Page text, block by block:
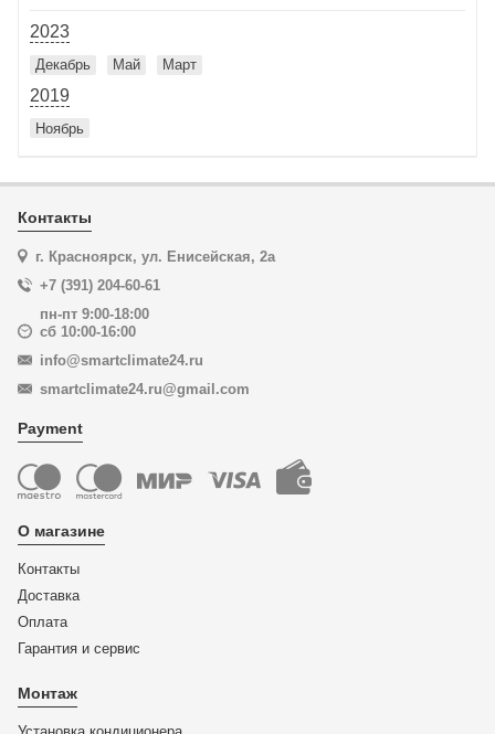
2023
Декабрь Май Март
2019
Ноябрь
Контакты
г. Красноярск, ул. Енисейская, 2а
+7 (391) 204-60-61
пн-пт 9:00-18:00
сб 10:00-16:00
info@smartclimate24.ru
smartclimate24.ru@gmail.com
Payment
О магазине
Контакты
Доставка
Оплата
Гарантия и сервис
Монтаж